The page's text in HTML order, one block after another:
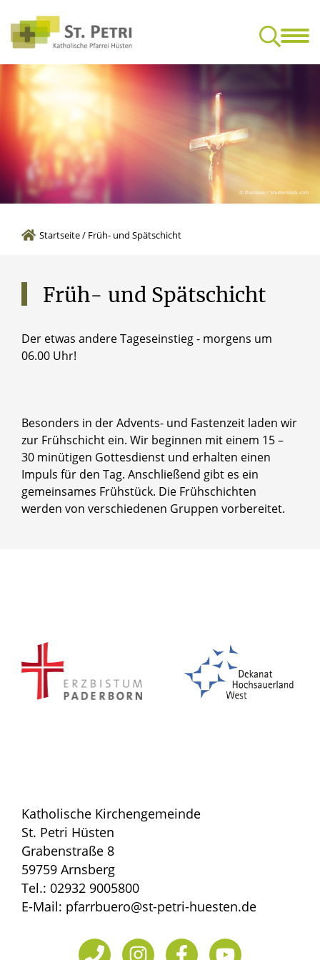
Glaube & Leben
© thanasus / Shutterstock.com
Startseite/ Früh- und Spätschicht
Früh- und Spätschicht
Der etwas andere Tageseinstieg - morgens um
06.00 Uhr!
Besonders in der Advents- und Fastenzeit laden wir
zur Frühschicht ein. Wir beginnen mit einem 15 –
30 minütigen Gottesdienst und erhalten einen
Impuls für den Tag. Anschließend gibt es ein
gemeinsames Frühstück. Die Frühschichten
werden von verschiedenen Gruppen vorbereitet.
Katholische Kirchengemeinde
St. Petri Hüsten
Grabenstraße 8
59759 Arnsberg
Tel.: 02932 9005800
E-Mail: pfarrbuero@st-petri-huesten.de